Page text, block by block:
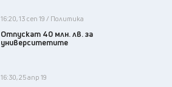
16:20, 13 сеп 19 / Политика
Отпускат 40 млн. лв. за
университетите
16:30, 25 апр 19